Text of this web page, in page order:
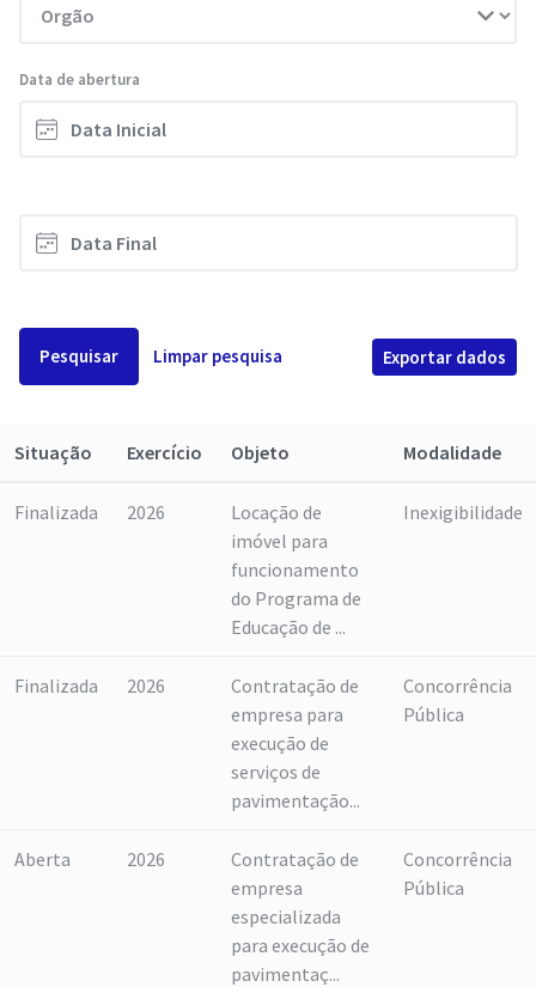
Data de abertura
Pesquisar Limpar pesquisa Exportar dados
Situação Exercício Objeto Modalidade
Finalizada 2026
Locação de
imóvel para
funcionamento
do Programa de
Educação de ...
Inexigibilidade
Finalizada 2026
Contratação de
empresa para
execução de
serviços de
pavimentação...
Concorrência
Pública
Aberta 2026
Contratação de
empresa
especializada
para execução de
pavimentaç...
Concorrência
Pública